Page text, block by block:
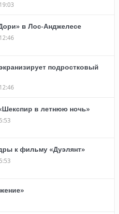
в Лос-Анджелесе
подростковый
в летнюю ночь»
к фильму «Дуэлянт»